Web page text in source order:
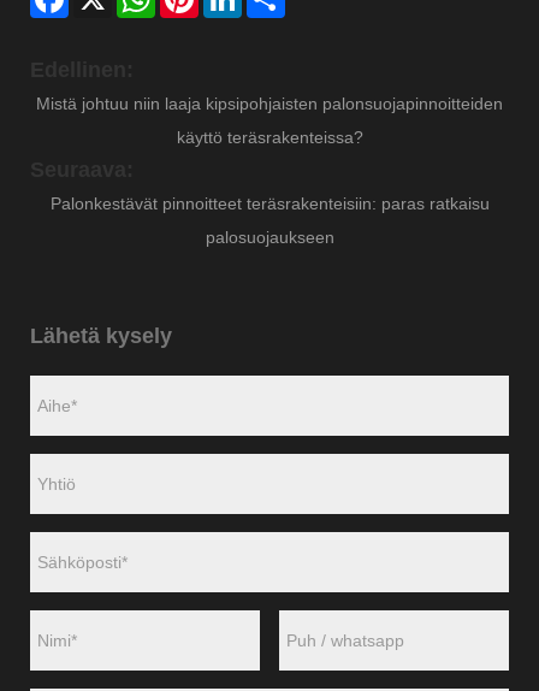
Mistä johtuu niin laaja kipsipohjaisten palonsuojapinnoitteiden
käyttö teräsrakenteissa?
Palonkestävät pinnoitteet teräsrakenteisiin: paras ratkaisu
palosuojaukseen
Lähetä kysely